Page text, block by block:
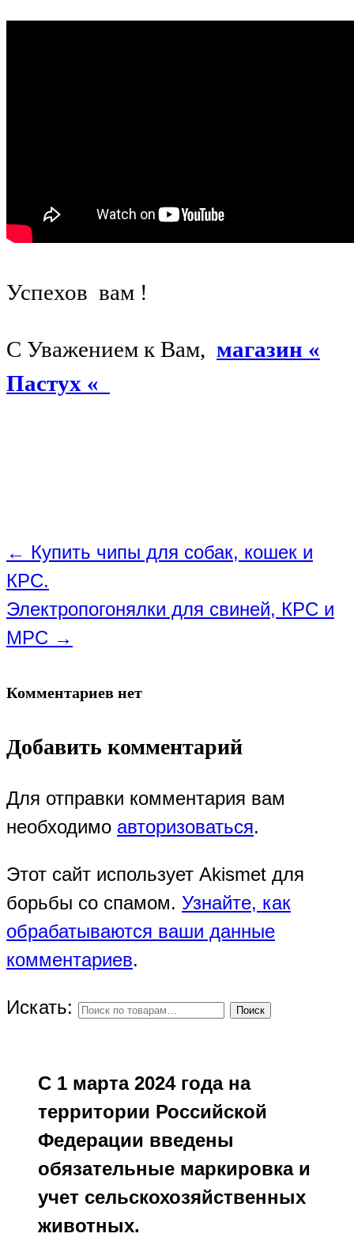
Успехов вам !
С Уважением к Вам, магазин «
Пастух «
← Купить чипы для собак, кошек и
КРС.
Электропогонялки для свиней, КРС и
МРС →
Комментариев нет
Добавить комментарий
Для отправки комментария вам
необходимо авторизоваться.
Этот сайт использует Akismet для
борьбы со спамом. Узнайте, как
обрабатываются ваши данные
комментариев.
Искать: Поиск
С 1 марта 2024 года на
территории Российской
Федерации введены
обязательные маркировка и
учет сельскохозяйственных
животных.